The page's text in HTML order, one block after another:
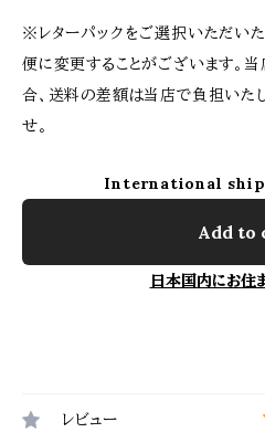
※レターパックをご選択いただい
便に変更することがございます。
合、送料の差額は当店で負担いた
せ。
International
Add to
日本国内にお住
レビュー